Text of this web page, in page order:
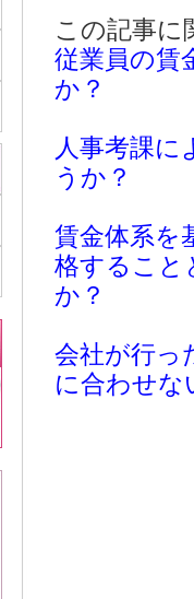
この記事に
従業員の賃
か？
人事考課に
うか？
賃金体系を
格すること
か？
会社が行っ
に合わせな